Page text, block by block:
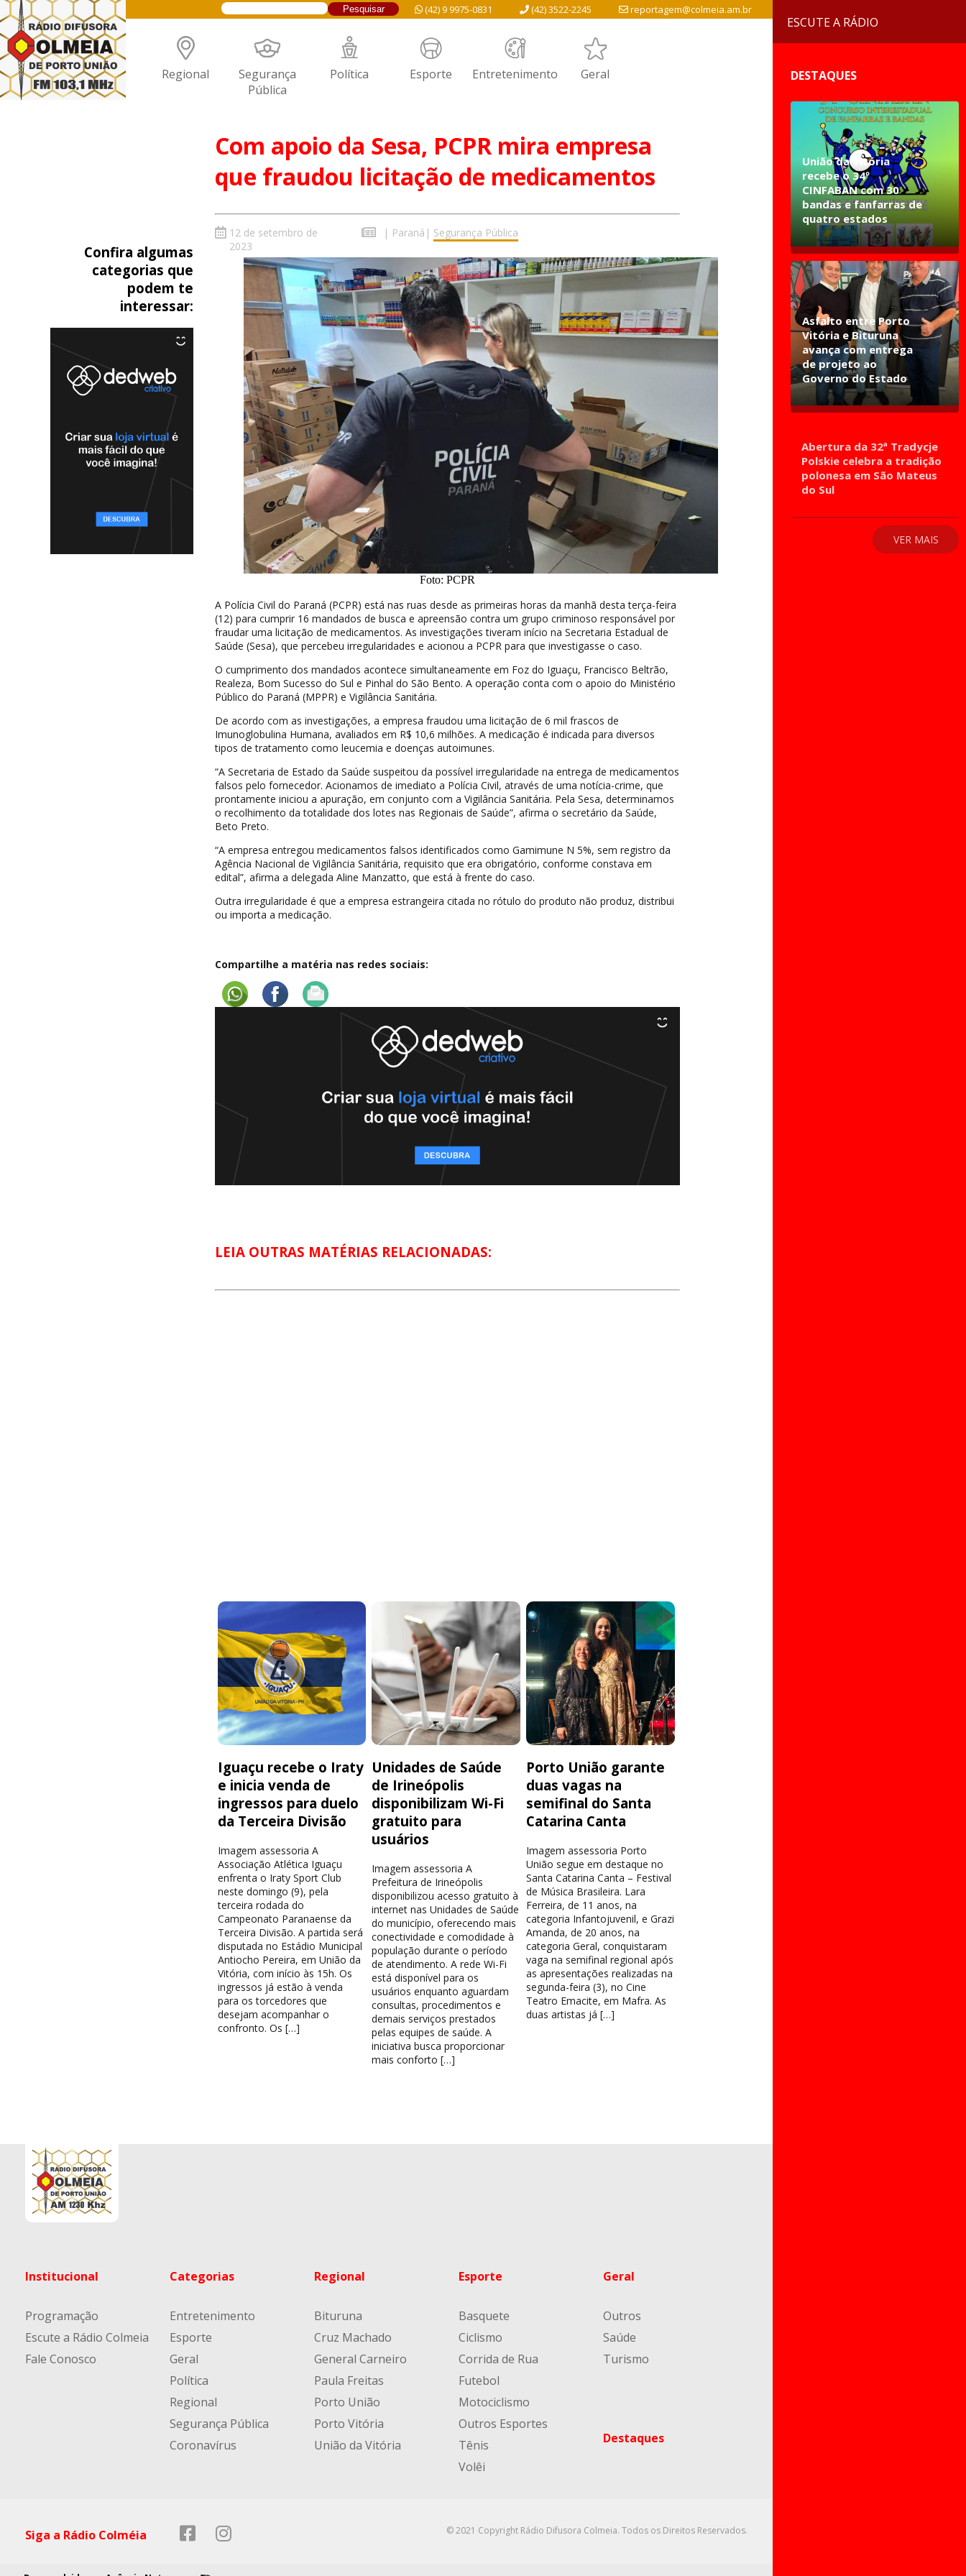
reportagem@colmeia.am.br
(42) 3522-2245
(42) 9 9975-0831
Regional Segurança
Pública
Política Esporte Entretenimento Geral
Com apoio da Sesa, PCPR mira empresa
que fraudou licitação de medicamentos
Confira algumas
categorias que
podem te
interessar:
12 de setembro de
2023
| Paraná | Segurança Pública
Foto: PCPR
A Polícia Civil do Paraná (PCPR) está nas ruas desde as primeiras horas da manhã desta terça-feira
(12) para cumprir 16 mandados de busca e apreensão contra um grupo criminoso responsável por
fraudar uma licitação de medicamentos. As investigações tiveram início na Secretaria Estadual de
Saúde (Sesa), que percebeu irregularidades e acionou a PCPR para que investigasse o caso.
O cumprimento dos mandados acontece simultaneamente em Foz do Iguaçu, Francisco Beltrão,
Realeza, Bom Sucesso do Sul e Pinhal do São Bento. A operação conta com o apoio do Ministério
Público do Paraná (MPPR) e Vigilância Sanitária.
De acordo com as investigações, a empresa fraudou uma licitação de 6 mil frascos de
Imunoglobulina Humana, avaliados em R$ 10,6 milhões. A medicação é indicada para diversos
tipos de tratamento como leucemia e doenças autoimunes.
“A Secretaria de Estado da Saúde suspeitou da possível irregularidade na entrega de medicamentos
falsos pelo fornecedor. Acionamos de imediato a Polícia Civil, através de uma notícia-crime, que
prontamente iniciou a apuração, em conjunto com a Vigilância Sanitária. Pela Sesa, determinamos
o recolhimento da totalidade dos lotes nas Regionais de Saúde”, afirma o secretário da Saúde,
Beto Preto.
“A empresa entregou medicamentos falsos identificados como Gamimune N 5%, sem registro da
Agência Nacional de Vigilância Sanitária, requisito que era obrigatório, conforme constava em
edital”, afirma a delegada Aline Manzatto, que está à frente do caso.
Outra irregularidade é que a empresa estrangeira citada no rótulo do produto não produz, distribui
ou importa a medicação.
Compartilhe a matéria nas redes sociais:
LEIA OUTRAS MATÉRIAS RELACIONADAS:
Iguaçu recebe o Iraty
e inicia venda de
ingressos para duelo
da Terceira Divisão
Imagem assessoria A
Associação Atlética Iguaçu
enfrenta o Iraty Sport Club
neste domingo (9), pela
terceira rodada do
Campeonato Paranaense da
Terceira Divisão. A partida será
disputada no Estádio Municipal
Antiocho Pereira, em União da
Vitória, com início às 15h. Os
ingressos já estão à venda
para os torcedores que
desejam acompanhar o
confronto. Os […]
Unidades de Saúde
de Irineópolis
disponibilizam Wi-Fi
gratuito para
usuários
Imagem assessoria A
Prefeitura de Irineópolis
disponibilizou acesso gratuito à
internet nas Unidades de Saúde
do município, oferecendo mais
conectividade e comodidade à
população durante o período
de atendimento. A rede Wi-Fi
está disponível para os
usuários enquanto aguardam
consultas, procedimentos e
demais serviços prestados
pelas equipes de saúde. A
iniciativa busca proporcionar
mais conforto […]
Porto União garante
duas vagas na
semifinal do Santa
Catarina Canta
Imagem assessoria Porto
União segue em destaque no
Santa Catarina Canta – Festival
de Música Brasileira. Lara
Ferreira, de 11 anos, na
categoria Infantojuvenil, e Grazi
Amanda, de 20 anos, na
categoria Geral, conquistaram
vaga na semifinal regional após
as apresentações realizadas na
segunda-feira (3), no Cine
Teatro Emacite, em Mafra. As
duas artistas já […]
Institucional
Programação
Escute a Rádio Colmeia
Fale Conosco
Categorias
Entretenimento
Esporte
Geral
Política
Regional
Segurança Pública
Coronavírus
Regional
Bituruna
Cruz Machado
General Carneiro
Paula Freitas
Porto União
Porto Vitória
União da Vitória
Esporte
Basquete
Ciclismo
Corrida de Rua
Futebol
Motociclismo
Outros Esportes
Tênis
Volêi
Geral
Outros
Saúde
Turismo
Destaques
Siga a Rádio Colméia © 2021 Copyright Rádio Difusora Colmeia. Todos os Direitos Reservados.
ESCUTE A RÁDIO
DESTAQUES
União da Vitória
recebe o 34º
CINFABAN com 30
bandas e fanfarras de
quatro estados
Asfalto entre Porto
Vitória e Bituruna
avança com entrega
de projeto ao
Governo do Estado
Abertura da 32ª Tradycje
Polskie celebra a tradição
polonesa em São Mateus
do Sul
VER MAIS